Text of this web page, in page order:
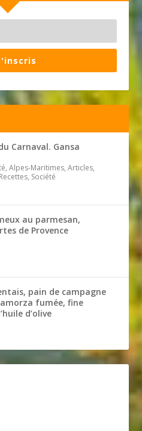
Carnaval. Gansa
Alpes-Maritimes, Articles,
Société
au parmesan,
de Provence
pain de campagne
fumée, fine
d’olive